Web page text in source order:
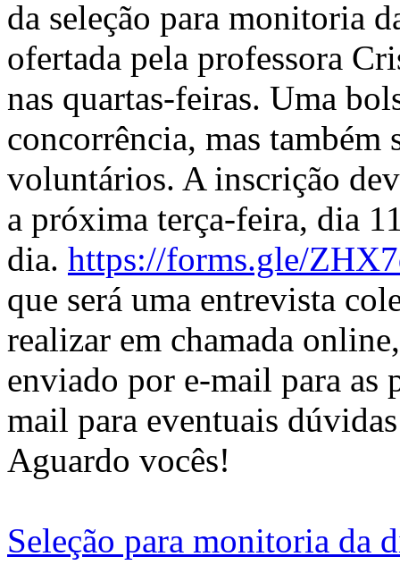
da seleção para monitoria
ofertada pela professora
nas quartas-feiras. Uma
concorrência, mas também
voluntários. A inscrição
a próxima terça-feira, dia
dia. https://forms.gle/
que será uma entrevista
realizar em chamada
enviado por e-mail para as
mail para eventuais
Aguardo vocês!
Seleção para monitoria